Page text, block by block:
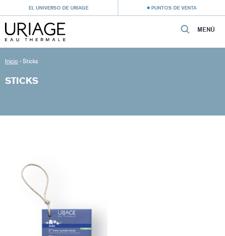
EL UNIVERSO DE URIAGE PUNTOS DE VENTA
MENÚ
Inicio › Sticks
STICKS